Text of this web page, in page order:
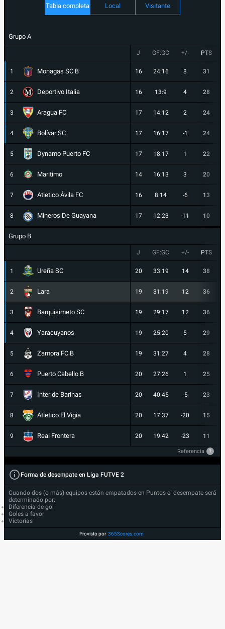
Tabla completa Local Visitante
Grupo A
J GF:GC +/- PTS
1 Monagas SC B 16 24:16 8 31
2 Deportivo Italia 16 13:9 4 28
3 Aragua FC 17 14:12 2 24
4 Bolívar SC 17 16:17 -1 24
5 Dynamo Puerto FC 17 18:17 1 22
6 Maritimo 14 16:13 3 20
7 Atletico Ávila FC 16 8:14 -6 13
8 Mineros De Guayana 17 12:23 -11 10
Grupo B
J GF:GC +/- PTS
1 Ureña SC 20 33:19 14 38
2 Lara 19 31:19 12 36
3 Barquisimeto SC 19 29:17 12 36
4 Yaracuyanos 19 25:20 5 29
5 Zamora FC B 19 31:27 4 28
6 Puerto Cabello B 20 27:26 1 25
7 Inter de Barinas 20 40:45 -5 23
8 Atletico El Vigia 20 17:37 -20 15
9 Real Frontera 20 19:42 -23 11
Referencia ?
Forma de desempate en Liga FUTVE 2
Cuando dos (o más) equipos están empatados en Puntos el desempate será
determinado por:
Diferencia de gol
Goles a favor
Victorias
Provisto por 365Scores.com